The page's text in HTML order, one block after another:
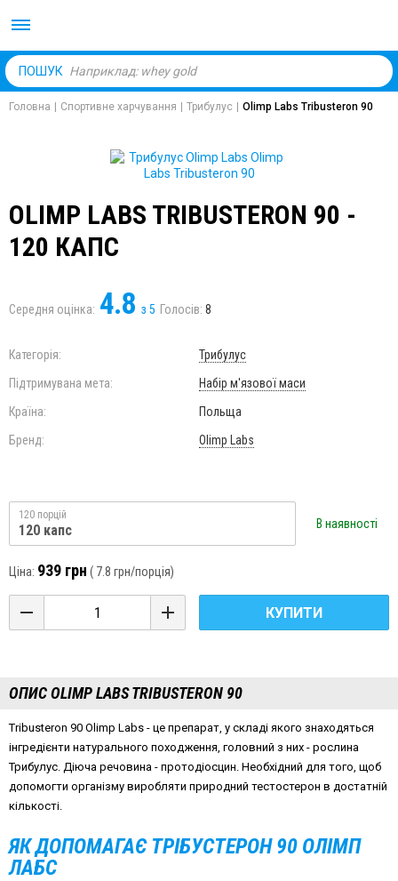
ПОШУК
Головна Спортивне харчування Трибулус Olimp Labs Tribusteron 90
OLIMP LABS TRIBUSTERON 90 -
120 КАПС
Середня оцінка: 4.8 з 5 Голосів: 8
Категорія:
Трибулус
Підтримувана мета:
Набір м'язової маси
Країна:
Польща
Бренд:
Olimp Labs
120 порцій
120 капс В наявності
Ціна: 939 грн ( 7.8 грн/порція)
КУПИТИ
ОПИС OLIMP LABS TRIBUSTERON 90
Tribusteron 90 Olimp Labs - це препарат, у складі якого знаходяться
інгредієнти натурального походження, головний з них - рослина
Трибулус. Діюча речовина - протодіосцин. Необхідний для того, щоб
допомогти організму виробляти природний тестостерон в достатній
кількості.
ЯК ДОПОМАГАЄ ТРІБУСТЕРОН 90 ОЛІМП
ЛАБС